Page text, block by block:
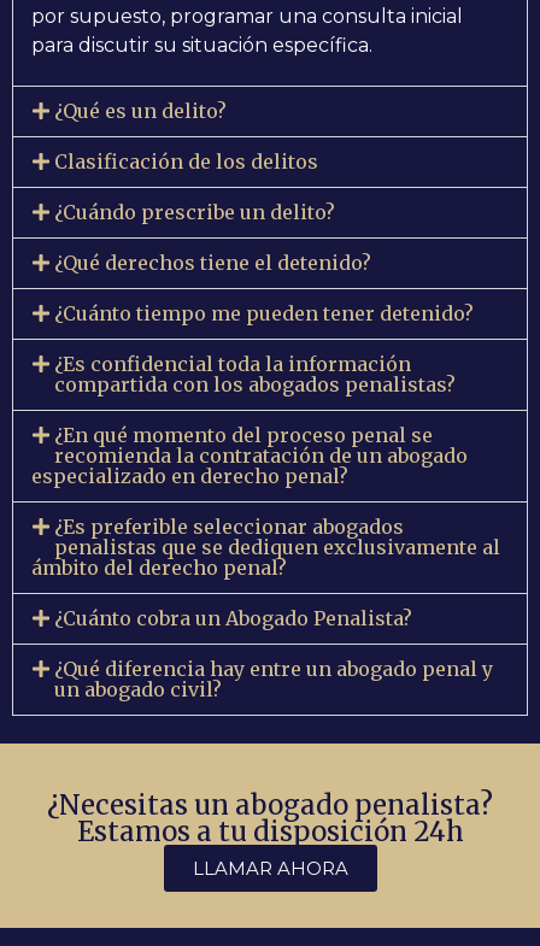
por supuesto, programar una consulta inicial
para discutir su situación específica.
¿Qué es un delito?
Clasificación de los delitos
¿Cuándo prescribe un delito?
¿Qué derechos tiene el detenido?
¿Cuánto tiempo me pueden tener detenido?
¿Es confidencial toda la información
compartida con los abogados penalistas?
¿En qué momento del proceso penal se
recomienda la contratación de un abogado
especializado en derecho penal?
¿Es preferible seleccionar abogados
penalistas que se dediquen exclusivamente al
ámbito del derecho penal?
¿Cuánto cobra un Abogado Penalista?
¿Qué diferencia hay entre un abogado penal y
un abogado civil?
¿Necesitas un abogado penalista?
Estamos a tu disposición 24h
LLAMAR AHORA